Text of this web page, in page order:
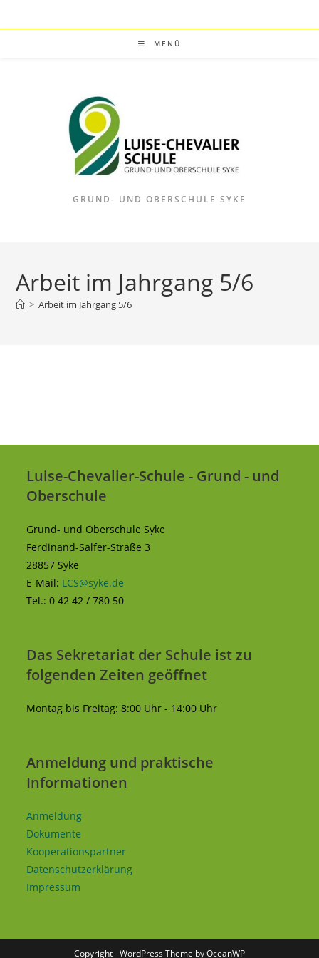
Inhalt
MENÜ
GRUND- UND OBERSCHULE SYKE
Arbeit im Jahrgang 5/6
> Arbeit im Jahrgang 5/6
Luise-Chevalier-Schule - Grund - und
Oberschule
Grund- und Oberschule Syke
Ferdinand-Salfer-Straße 3
28857 Syke
E-Mail: LCS@syke.de
Tel.: 0 42 42 / 780 50
Das Sekretariat der Schule ist zu
folgenden Zeiten geöffnet
Montag bis Freitag: 8:00 Uhr - 14:00 Uhr
Anmeldung und praktische
Informationen
Anmeldung
Dokumente
Kooperationspartner
Datenschutzerklärung
Impressum
Copyright - WordPress Theme by OceanWP